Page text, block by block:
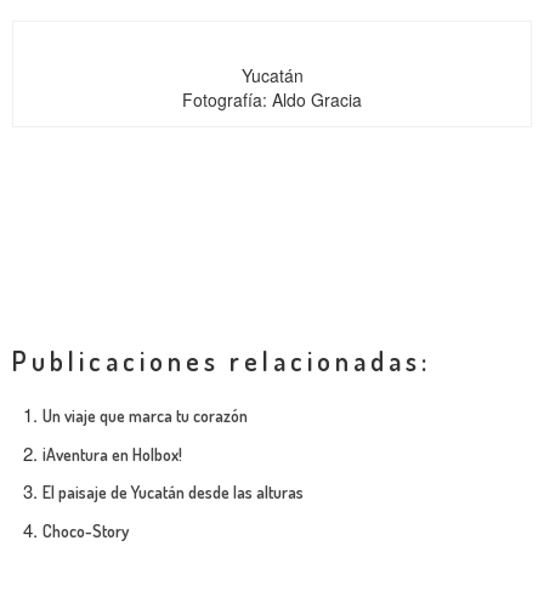
Yucatán
Fotografía: Aldo Gracia
Publicaciones relacionadas:
Un viaje que marca tu corazón
¡Aventura en Holbox!
El paisaje de Yucatán desde las alturas
Choco-Story